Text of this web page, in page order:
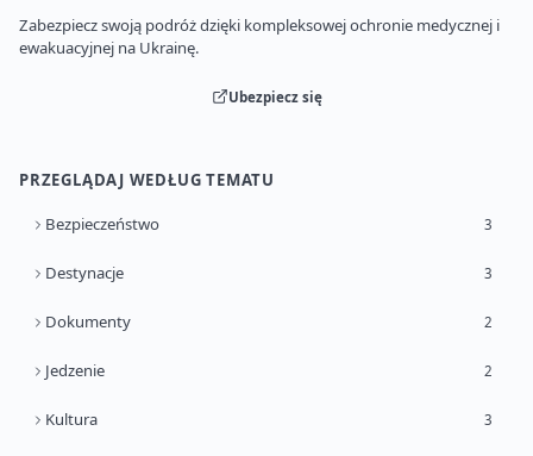
Zabezpiecz swoją podróż dzięki kompleksowej ochronie medycznej i
ewakuacyjnej na Ukrainę.
Ubezpiecz się
PRZEGLĄDAJ WEDŁUG TEMATU
Bezpieczeństwo 3
Destynacje 3
Dokumenty 2
Jedzenie 2
Kultura 3